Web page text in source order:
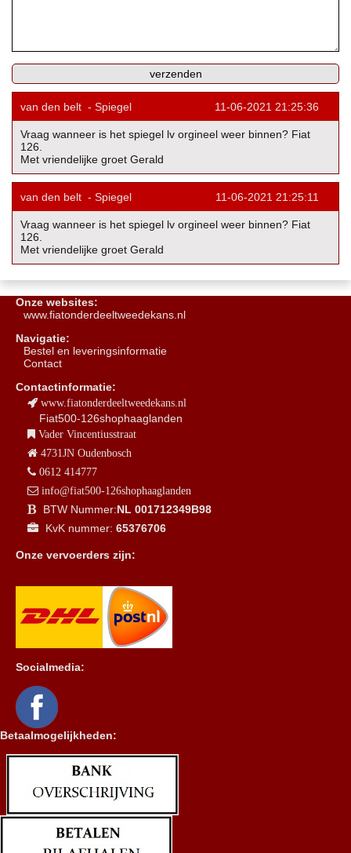
van den belt - Spiegel 11-06-2021 21:25:36
Vraag wanneer is het spiegel lv orgineel weer binnen? Fiat
126.
Met vriendelijke groet Gerald
van den belt - Spiegel 11-06-2021 21:25:11
Vraag wanneer is het spiegel lv orgineel weer binnen? Fiat
126.
Met vriendelijke groet Gerald
Onze websites:
www.fiatonderdeeltweedekans.nl
Navigatie:
Bestel en leveringsinformatie
Contact
Contactinformatie:
www.fiatonderdeeltweedekans.nl
Fiat500-126shophaaglanden
Vader Vincentiusstraat
4731JN Oudenbosch
0612 414777
info@fiat500-126shophaaglanden
BTW Nummer:NL 001712349B98
KvK nummer: 65376706
Onze vervoerders zijn:
Socialmedia:
Betaalmogelijkheden: